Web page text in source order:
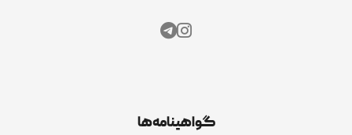
گواهینامه‌ها